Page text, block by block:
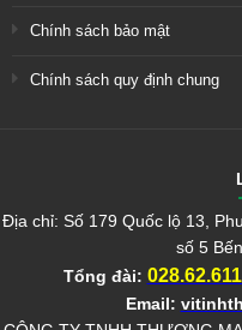
Chính sách bảo mật
Chính sách quy định chung
Địa chỉ: Số 179 Quốc lộ 13,
số 5
Tổng đài:
Email: